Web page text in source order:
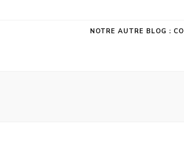
NOTRE AUTRE BLOG :